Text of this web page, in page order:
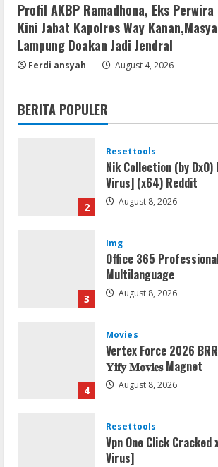
Profil AKBP Ramadhona, Eks
Kini Jabat Kapolres Way
Lampung Doakan Jadi Jendral
Ferdi ansyah August 4, 2026
BERITA POPULER
5 August 8, 2026
1
Img
Office 2019 LTSC
2
Resettools
Nik Collection (by
Virus] (x64) Reddit
August 8, 2026
3
Img
Office 365
Multilanguage
August 8, 2026
4
Movies
Vertex Force 2026
𝐘𝐢𝐟𝐲 𝐌𝐨𝐯𝐢𝐞𝐬 Magnet
August 8, 2026
Resettools
Vpn One Click
Virus]